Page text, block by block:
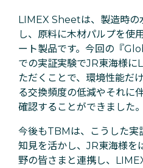
LIMEX Sheetは、製造時の
し、原料に木材パルプを使
ート製品です。今回の『
での実証実験でJR東海様
ただくことで、環境性能だ
る交換頻度の低減やそれに
確認することができました。
今後もTBMは、こうした実
知見を活かし、JR東海様を
野の皆さまと連携し、